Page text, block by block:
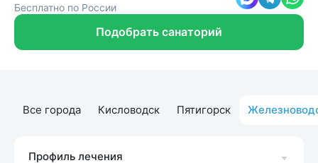
Бесплатно по России
Подобрать санаторий
Все города Кисловодск Пятигорск
Профиль лечения